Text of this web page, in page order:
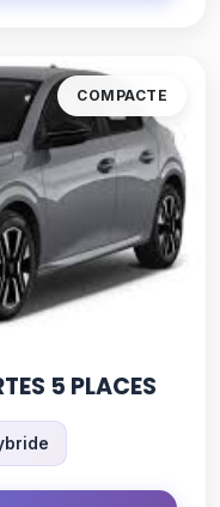
COMPACTE
5 PLACES